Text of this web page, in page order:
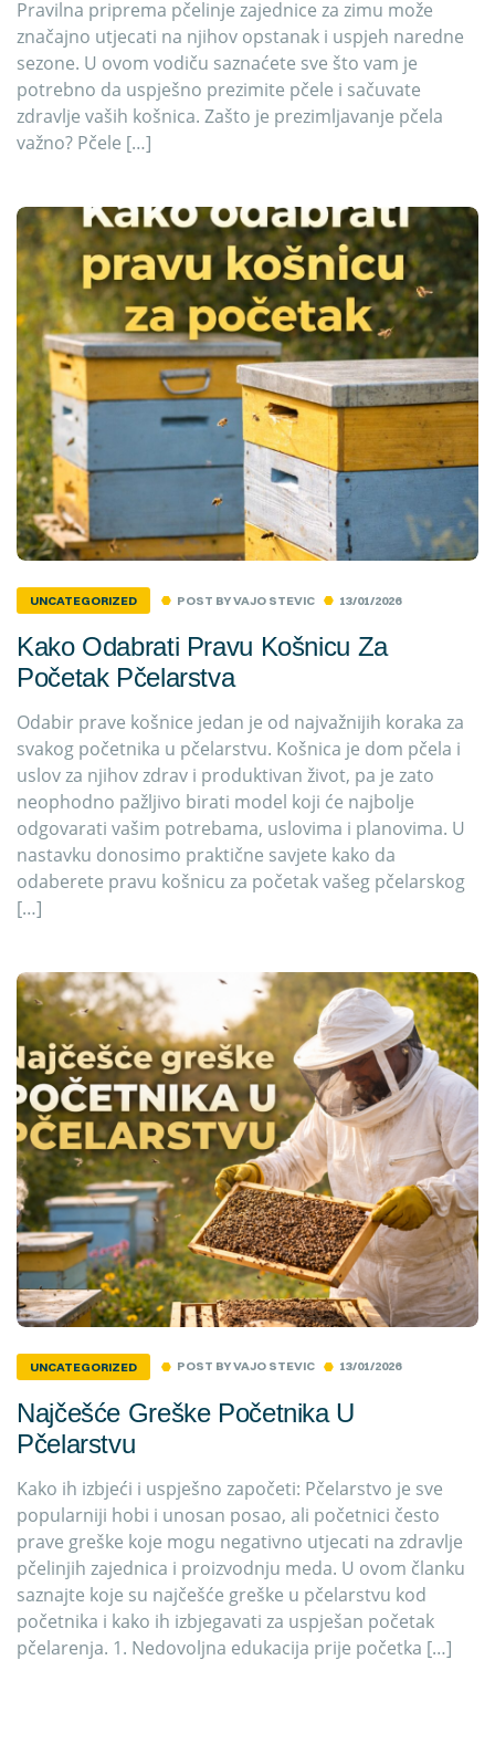
Pravilna priprema pčelinje zajednice za zimu može
značajno utjecati na njihov opstanak i uspjeh naredne
sezone. U ovom vodiču saznaćete sve što vam je
potrebno da uspješno prezimite pčele i sačuvate
zdravlje vaših košnica. Zašto je prezimljavanje pčela
važno? Pčele […]
13/01/2026
UNCATEGORIZED POST BYVAJO STEVIC
Kako Odabrati Pravu Košnicu Za
Početak Pčelarstva
Odabir prave košnice jedan je od najvažnijih koraka za
svakog početnika u pčelarstvu. Košnica je dom pčela i
uslov za njihov zdrav i produktivan život, pa je zato
neophodno pažljivo birati model koji će najbolje
odgovarati vašim potrebama, uslovima i planovima. U
nastavku donosimo praktične savjete kako da
odaberete pravu košnicu za početak vašeg pčelarskog
[…]
13/01/2026
UNCATEGORIZED POST BYVAJO STEVIC
Najčešće Greške Početnika U
Pčelarstvu
Kako ih izbjeći i uspješno započeti: Pčelarstvo je sve
popularniji hobi i unosan posao, ali početnici često
prave greške koje mogu negativno utjecati na zdravlje
pčelinjih zajednica i proizvodnju meda. U ovom članku
saznajte koje su najčešće greške u pčelarstvu kod
početnika i kako ih izbjegavati za uspješan početak
pčelarenja. 1. Nedovoljna edukacija prije početka […]